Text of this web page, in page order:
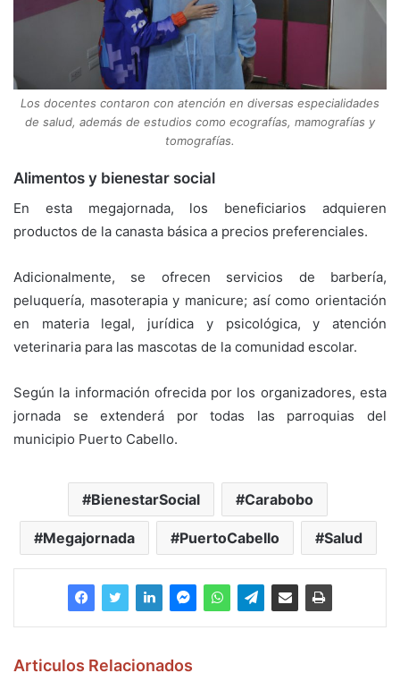
Los docentes contaron con atención en diversas especialidades
de salud, además de estudios como ecografías, mamografías y
tomografías.
Alimentos y bienestar social
En esta megajornada, los beneficiarios adquieren
productos de la canasta básica a precios preferenciales.
Adicionalmente, se ofrecen servicios de barbería,
peluquería, masoterapia y manicure; así como orientación
en materia legal, jurídica y psicológica, y atención
veterinaria para las mascotas de la comunidad escolar.
Según la información ofrecida por los organizadores, esta
jornada se extenderá por todas las parroquias del
municipio Puerto Cabello.
BienestarSocial Carabobo
Megajornada PuertoCabello Salud
Articulos Relacionados